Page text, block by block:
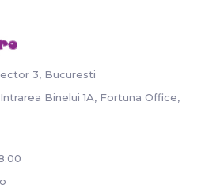
3, Bucuresti
Binelui 1A, Fortuna Office,